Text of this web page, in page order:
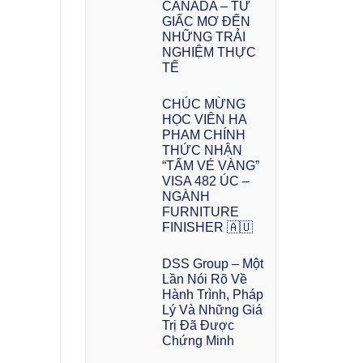
CANADA – TỪ
GIẤC MƠ ĐẾN
NHỮNG TRẢI
NGHIỆM THỰC
TẾ
CHÚC MỪNG
HỌC VIÊN HA
PHAM CHÍNH
THỨC NHẬN
“TẤM VÉ VÀNG”
VISA 482 ÚC –
NGÀNH
FURNITURE
FINISHER 🇦🇺
DSS Group – Một
Lần Nói Rõ Về
Hành Trình, Pháp
Lý Và Những Giá
Trị Đã Được
Chứng Minh